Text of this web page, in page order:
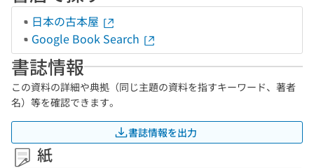
日本の古本屋
Google Book Search
書誌情報
この資料の詳細や典拠（同じ主題の資料を指すキーワード、著者
名）等を確認できます。
書誌情報を出力
紙